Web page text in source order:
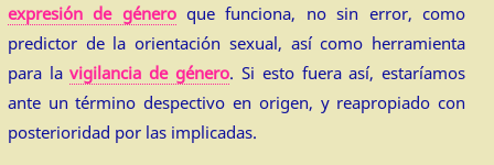
expresión de géneroque funciona, no sin error, como
predictor de la orientación sexual, así como herramienta
para lavigilancia de género. Si esto fuera así, estaríamos
ante un término despectivo en origen, y reapropiado con
posterioridad por las implicadas.